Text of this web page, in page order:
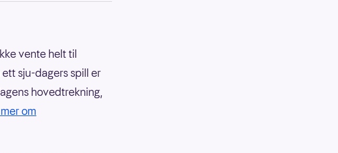
vente helt til
sju-dagers spill er
hovedtrekning,
om